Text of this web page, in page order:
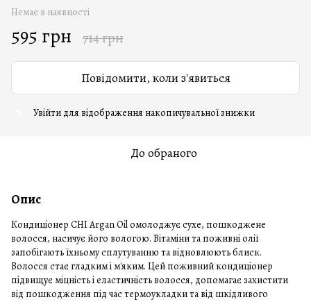
Немає в наявності
595 грн 714 грн
Повідомити, коли з'явиться
Увійти для відображення накопичувальної знижки
До обраного
Опис
Кондиціонер CHI Argan Oil омолоджує сухе, пошкоджене
волосся, насичує його вологою. Вітаміни та поживні олії
запобігають їхньому сплутуванню та відновлюють блиск.
Волосся стає гладким і м'яким. Цей поживний кондиціонер
підвищує міцність і еластичність волосся, допомагає захистити
від пошкодження під час термоукладки та від шкідливого